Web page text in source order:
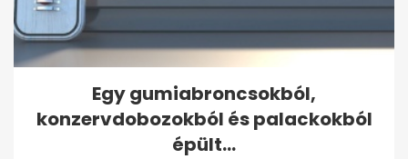
Egy gumiabroncsokból,
konzervdobozokból és palackokból
épült...